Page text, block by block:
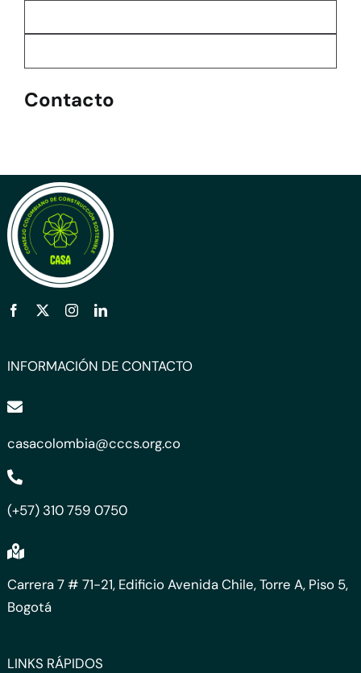
Contacto
INFORMACIÓN DE CONTACTO
casacolombia@cccs.org.co
(+57) 310 759 0750
Carrera 7 # 71-21, Edificio Avenida Chile, Torre A, Piso 5,
Bogotá
LINKS RÁPIDOS